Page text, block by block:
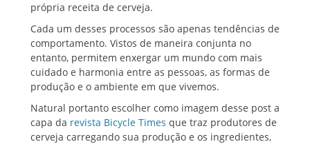
própria receita de cerveja.
Cada um desses processos são apenas tendências de
comportamento. Vistos de maneira conjunta no
entanto, permitem enxergar um mundo com mais
cuidado e harmonia entre as pessoas, as formas de
produção e o ambiente em que vivemos.
Natural portanto escolher como imagem desse post a
capa da revista Bicycle Times que traz produtores de
cerveja carregando sua produção e os ingredientes,